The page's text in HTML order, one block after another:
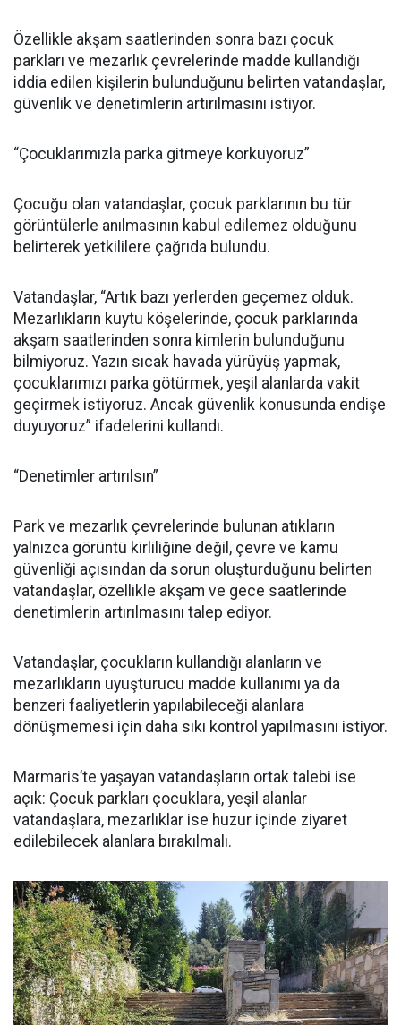
Özellikle akşam saatlerinden sonra bazı çocuk
parkları ve mezarlık çevrelerinde madde kullandığı
iddia edilen kişilerin bulunduğunu belirten vatandaşlar,
güvenlik ve denetimlerin artırılmasını istiyor.
“Çocuklarımızla parka gitmeye korkuyoruz”
Çocuğu olan vatandaşlar, çocuk parklarının bu tür
görüntülerle anılmasının kabul edilemez olduğunu
belirterek yetkililere çağrıda bulundu.
Vatandaşlar, “Artık bazı yerlerden geçemez olduk.
Mezarlıkların kuytu köşelerinde, çocuk parklarında
akşam saatlerinden sonra kimlerin bulunduğunu
bilmiyoruz. Yazın sıcak havada yürüyüş yapmak,
çocuklarımızı parka götürmek, yeşil alanlarda vakit
geçirmek istiyoruz. Ancak güvenlik konusunda endişe
duyuyoruz” ifadelerini kullandı.
“Denetimler artırılsın”
Park ve mezarlık çevrelerinde bulunan atıkların
yalnızca görüntü kirliliğine değil, çevre ve kamu
güvenliği açısından da sorun oluşturduğunu belirten
vatandaşlar, özellikle akşam ve gece saatlerinde
denetimlerin artırılmasını talep ediyor.
Vatandaşlar, çocukların kullandığı alanların ve
mezarlıkların uyuşturucu madde kullanımı ya da
benzeri faaliyetlerin yapılabileceği alanlara
dönüşmemesi için daha sıkı kontrol yapılmasını istiyor.
Marmaris’te yaşayan vatandaşların ortak talebi ise
açık: Çocuk parkları çocuklara, yeşil alanlar
vatandaşlara, mezarlıklar ise huzur içinde ziyaret
edilebilecek alanlara bırakılmalı.